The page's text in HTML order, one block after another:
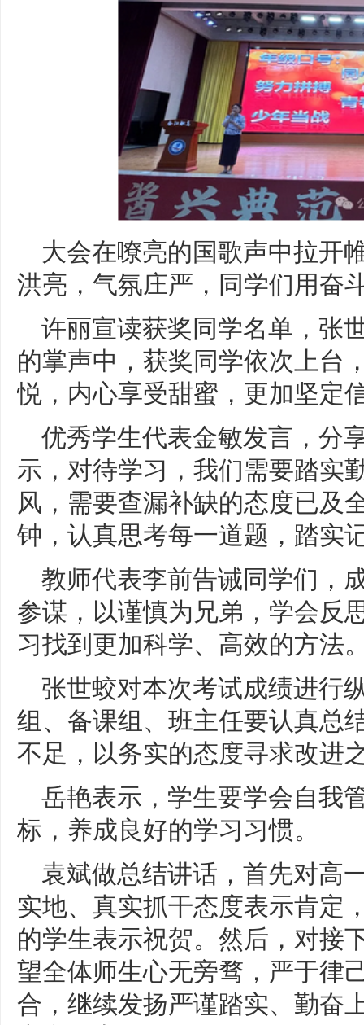
大会在嘹亮的国歌声中拉开
洪亮，气氛庄严，同学们用奋
许丽宣读获奖同学名单，张
的掌声中，获奖同学依次上台
悦，内心享受甜蜜，更加坚定
优秀学生代表金敏发言，分
示，对待学习，我们需要踏实
风，需要查漏补缺的态度已及
钟，认真思考每一道题，踏实
教师代表李前告诫同学们，
参谋，以谨慎为兄弟，学会反
习找到更加科学、高效的方法
张世蛟对本次考试成绩进行
组、备课组、班主任要认真总
不足，以务实的态度寻求改进
岳艳表示，学生要学会自我
标，养成良好的学习习惯。
袁斌做总结讲话，首先对高
实地、真实抓干态度表示肯定
的学生表示祝贺。然后，对接
望全体师生心无旁骛，严于律
合，继续发扬严谨踏实、勤奋